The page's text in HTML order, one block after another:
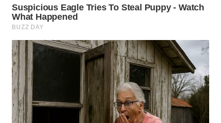
JOGJA
WN
JATIM
WN
BALI
WN
KALBAR